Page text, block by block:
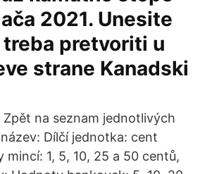
2021. Unesite
pretvoriti u
strane Kanadski
na seznam jednotlivých
Dílčí jednotka: cent
mincí: 1, 5, 10, 25 a 50 centů,